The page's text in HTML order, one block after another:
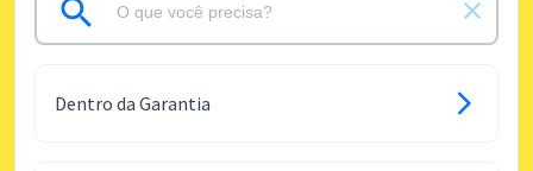
Dentro da Garantia